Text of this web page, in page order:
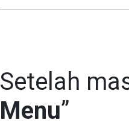
Setelah
Menu”